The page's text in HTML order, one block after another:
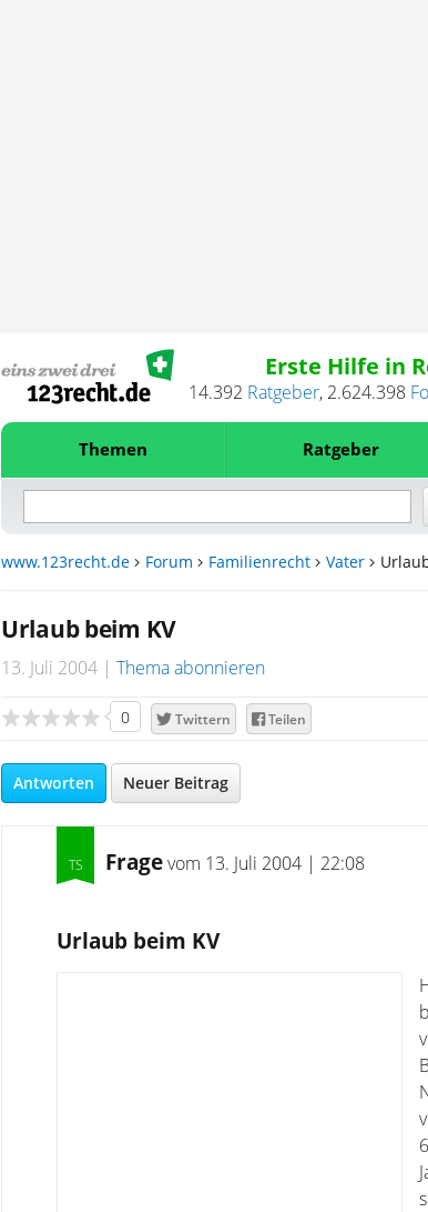
Erste Hilfe in
14.392 Ratgeber, 2.624.398
Themen Ratgeber
www.123recht.de Forum Familienrecht Vater
Urlaub beim KV
13. Juli 2004 Thema abonnieren
0 Twittern Teilen
Antworten Neuer Beitrag
Fragevom 13. Juli 2004 | 22:08
Urlaub beim KV